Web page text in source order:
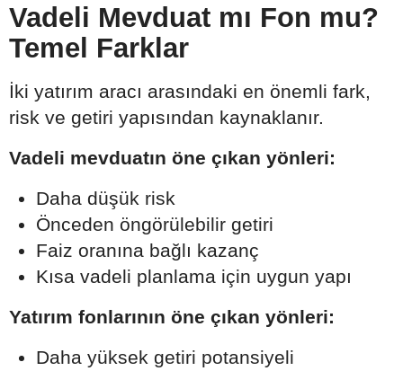
Vadeli Mevduat mı Fon mu?
Temel Farklar
İki yatırım aracı arasındaki en önemli fark,
risk ve getiri yapısından kaynaklanır.
Vadeli mevduatın öne çıkan yönleri:
Daha düşük risk
Önceden öngörülebilir getiri
Faiz oranına bağlı kazanç
Kısa vadeli planlama için uygun yapı
Yatırım fonlarının öne çıkan yönleri:
Daha yüksek getiri potansiyeli